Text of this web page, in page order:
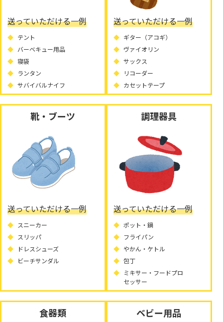
送っていただける一例
テント
バーベキュー用品
寝袋
ランタン
サバイバルナイフ
送っていただける一例
ギター（アコギ）
ヴァイオリン
サックス
リコーダー
カセットテープ
靴・ブーツ
送っていただける一例
スニーカー
スリッパ
ドレスシューズ
ビーチサンダル
調理器具
送っていただける一例
ポット・鍋
フライパン
やかん・ケトル
包丁
ミキサー・フードプロ
セッサー
食器類 ベビー用品